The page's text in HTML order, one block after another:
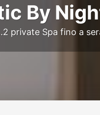
By
private Spa fino a